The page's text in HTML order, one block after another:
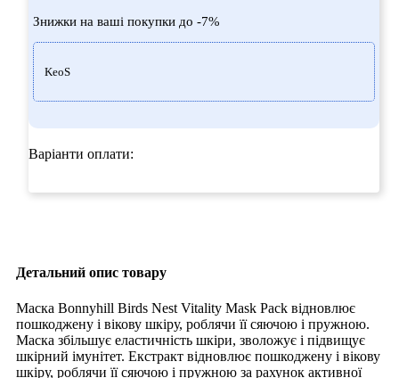
Знижки на ваші покупки до -7%
KeoS
Варіанти оплати:
Детальний опис товару
Маска Bonnyhill Birds Nest Vitality Mask Pack відновлює
пошкоджену і вікову шкіру, роблячи її сяючою і пружною.
Маска збільшує еластичність шкіри, зволожує і підвищує
шкірний імунітет. Екстракт відновлює пошкоджену і вікову
шкіру, роблячи її сяючою і пружною за рахунок активної